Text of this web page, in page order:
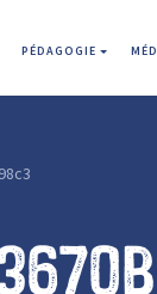
PÉDAGOGIE